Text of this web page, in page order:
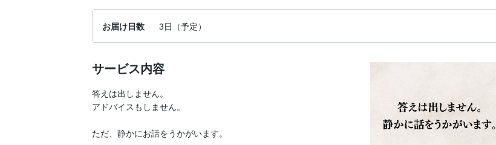
お届け日数 3日（予定）
サービス内容
答えは出しません。
アドバイスもしません。
ただ、静かにお話をうかがいます。